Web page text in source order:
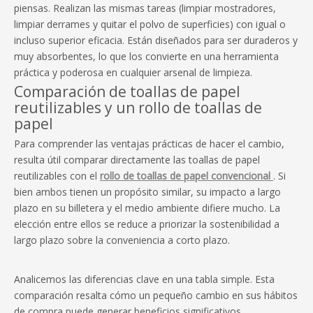
piensas. Realizan las mismas tareas (limpiar mostradores,
limpiar derrames y quitar el polvo de superficies) con igual o
incluso superior eficacia. Están diseñados para ser duraderos y
muy absorbentes, lo que los convierte en una herramienta
práctica y poderosa en cualquier arsenal de limpieza.
Comparación de toallas de papel
reutilizables y un rollo de toallas de
papel
Para comprender las ventajas prácticas de hacer el cambio,
resulta útil comparar directamente las toallas de papel
reutilizables con el rollo de toallas de papel convencional . Si
bien ambos tienen un propósito similar, su impacto a largo
plazo en su billetera y el medio ambiente difiere mucho. La
elección entre ellos se reduce a priorizar la sostenibilidad a
largo plazo sobre la conveniencia a corto plazo.
Analicemos las diferencias clave en una tabla simple. Esta
comparación resalta cómo un pequeño cambio en sus hábitos